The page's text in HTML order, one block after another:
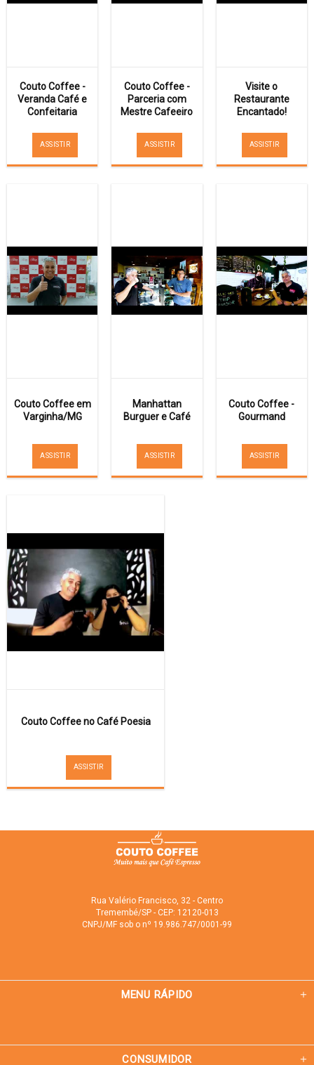
Couto Coffee -
Veranda Café e
Confeitaria
ASSISTIR
Couto Coffee -
Parceria com
Mestre Cafeeiro
ASSISTIR
Visite o
Restaurante
Encantado!
ASSISTIR
Couto Coffee em
Varginha/MG
ASSISTIR
Manhattan
Burguer e Café
ASSISTIR
Couto Coffee -
Gourmand
ASSISTIR
Couto Coffee no Café Poesia
ASSISTIR
Rua Valério Francisco, 32 - Centro
Tremembé/SP - CEP: 12120-013
CNPJ/MF sob o nº 19.986.747/0001-99
MENU RÁPIDO
CONSUMIDOR